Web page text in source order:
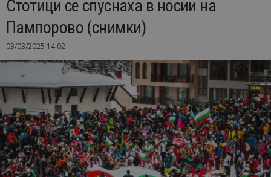
Стотици се спуснаха в носии на
Пампорово (снимки)
03/03/2025 14:02